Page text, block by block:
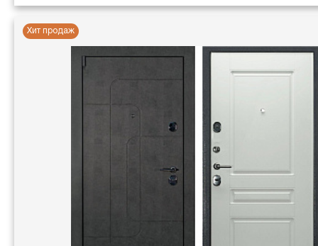
Хит продаж